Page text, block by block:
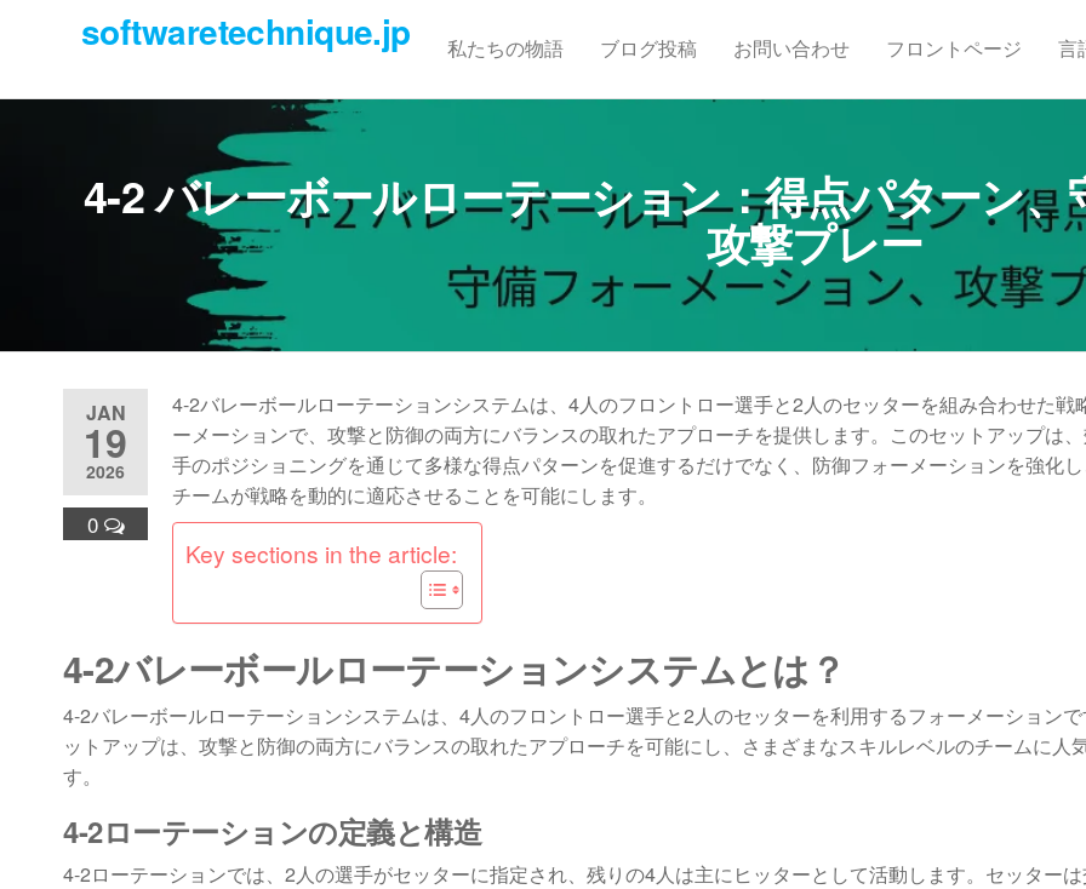
content
softwaretechnique.jp 私たちの物語 ブログ投稿 お問い合わせ フロントページ 言
4-2 バレーボールローテーション：得点パターン
攻撃プレー
JAN
19
2026
0
4-2バレーボールローテーションシステムは、4人のフロントロー選手と2人のセッターを組み合わせた戦
ーメーションで、攻撃と防御の両方にバランスの取れたアプローチを提供します。このセットアップは
手のポジショニングを通じて多様な得点パターンを促進するだけでなく、防御フォーメーションを強化
チームが戦略を動的に適応させることを可能にします。
Key sections in the article:
4-2バレーボールローテーションシステムとは？
4-2バレーボールローテーションシステムは、4人のフロントロー選手と2人のセッターを利用するフォーメーション
ットアップは、攻撃と防御の両方にバランスの取れたアプローチを可能にし、さまざまなスキルレベルのチームに人
す。
4-2ローテーションの定義と構造
4-2ローテーションでは、2人の選手がセッターに指定され、残りの4人は主にヒッターとして活動します。セッター